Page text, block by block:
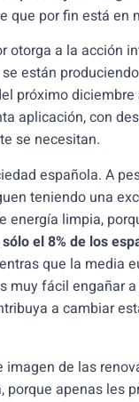
que por fin está en
otorga a la acción
están
próximo diciembre
aplicación, con
se necesitan.
española. A
teniendo una
energía limpia,
sólo el 8% de los
que la media
muy fácil engañar
a cambiar
de las
apenas les